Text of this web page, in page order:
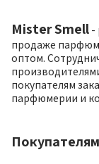
Mister Smell -
продаже
оптом.
покупателям
парфюмерии и
Покупателям